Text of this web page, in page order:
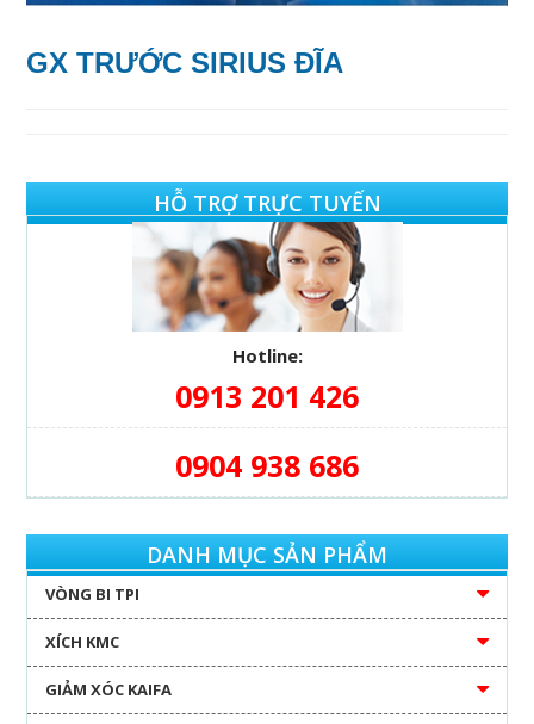
GX TRƯỚC SIRIUS ĐĨA
HỖ TRỢ TRỰC TUYẾN
Hotline:
0913 201 426
0904 938 686
DANH MỤC SẢN PHẨM
VÒNG BI TPI
XÍCH KMC
GIẢM XÓC KAIFA